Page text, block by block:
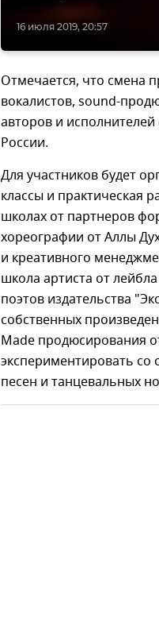
16 июля 2019, 20:57
Отмечается, что смена
вокалистов, sound-
авторов и
России.
Для участников будет
классы и практическая
школах от партнеров
хореографии от Аллы
и креативного
школа артиста от
поэтов издательства
собственных
Made продюсирования
экспериментировать со
песен и танцевальных